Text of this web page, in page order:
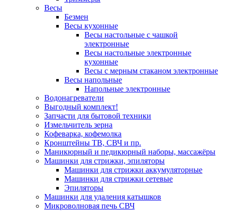
Весы
Безмен
Весы кухонные
Весы настольные с чашкой
электронные
Весы настольные электронные
кухонные
Весы с мерным стаканом электронные
Весы напольные
Напольные электронные
Водонагреватели
Выгодный комплект!
Запчасти для бытовой техники
Измельчитель зерна
Кофеварка, кофемолка
Кронштейны ТВ, СВЧ и пр.
Маникюрный и педикюрный наборы, массажёры
Машинки для стрижки, эпиляторы
Машинки для стрижки аккумуляторные
Машинки для стрижки сетевые
Эпиляторы
Машинки для удаления катышков
Микроволновая печь СВЧ